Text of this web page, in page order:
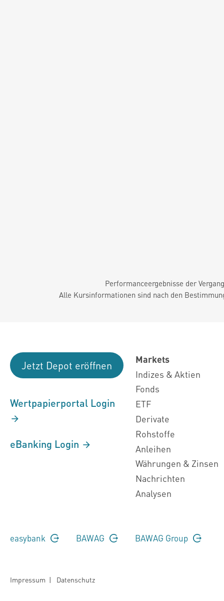
Performanceergebnisse der
Alle Kursinformationen sind nach den
Jetzt Depot eröffnen
Wertpapierportal Login
eBanking Login
Markets
Indizes & Aktien
Fonds
ETF
Derivate
Rohstoffe
Anleihen
Währungen & Zinsen
Nachrichten
Analysen
easybank BAWAG BAWAG Group
Impressum | Datenschutz